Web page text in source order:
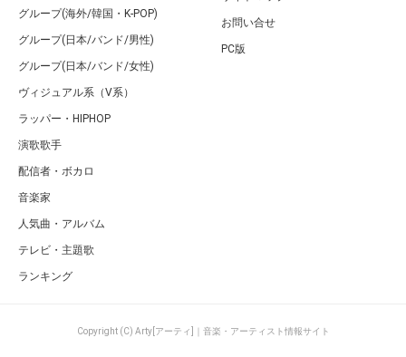
グループ(海外/韓国・K-POP)
グループ(日本/バンド/男性)
グループ(日本/バンド/女性)
ヴィジュアル系（V系）
ラッパー・HIPHOP
演歌歌手
配信者・ボカロ
音楽家
人気曲・アルバム
テレビ・主題歌
ランキング
お問い合せ
PC版
Copyright (C) Arty[アーティ]｜音楽・アーティスト情報サイト